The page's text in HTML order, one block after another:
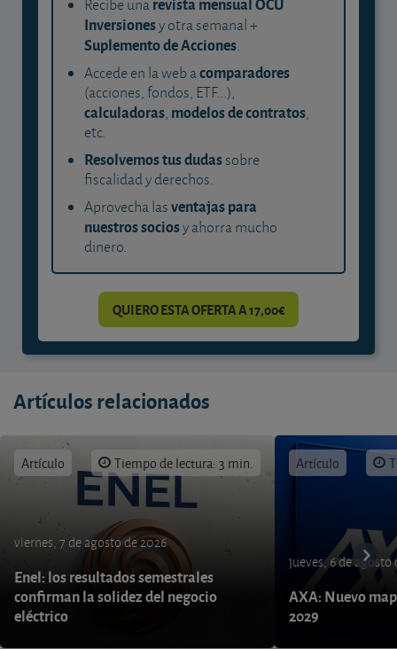
Recibe una
Inversionesy otra semanal +
Suplemento de Acciones.
Accede en la web acomparadores
(acciones, fondos, ETF...),
calculadoras, modelos de contratos,
etc.
Resolvemos tus dudassobre
fiscalidad y derechos.
Aprovecha lasventajas para
nuestros sociosy ahorra mucho
dinero.
QUIERO ESTA OFERTA A 17,00€
Artículos relacionados
Artículo Tiempo de lectura: 3 min.
viernes, 7 de agosto de 2026
Enel: los resultados semestrales
confirman la solidez del negocio
eléctrico
Artículo
jueves, 6 de agosto
AXA: Nuevo
2029